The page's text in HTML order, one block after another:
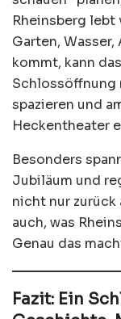
Rheinsberg lebt
Garten,
kommt, kann
Schlossöffnung
spazieren und
Heckentheater
Besonders
Jubiläum und
nicht nur
auch, was
Genau das
Fazit: Ein